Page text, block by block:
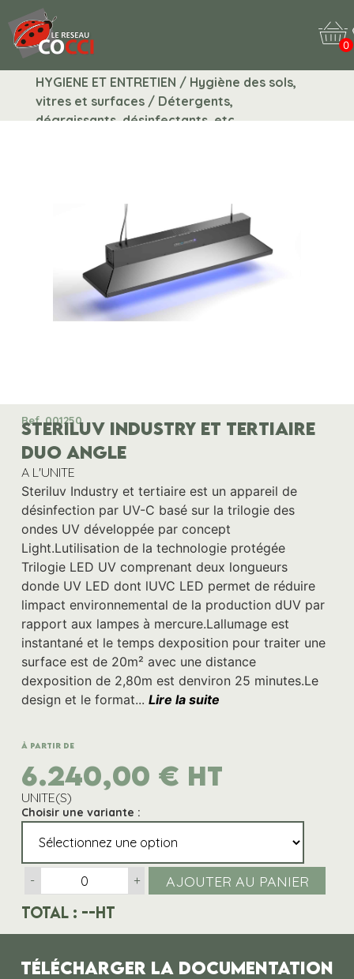
0
HYGIENE ET ENTRETIEN / Hygiène des sols,
vitres et surfaces / Détergents,
dégraissants, désinfectants, etc.
Ref. 001250
STERILUV INDUSTRY ET TERTIAIRE
DUO ANGLE
A L'UNITE
Steriluv Industry et tertiaire est un appareil de
désinfection par UV-C basé sur la trilogie des
ondes UV développée par concept
Light.Lutilisation de la technologie protégée
Trilogie LED UV comprenant deux longueurs
donde UV LED dont lUVC LED permet de réduire
limpact environnemental de la production dUV par
rapport aux lampes à mercure.Lallumage est
instantané et le temps dexposition pour traiter une
surface est de 20m² avec une distance
dexposition de 2,80m est denviron 25 minutes.Le
design et le format... Lire la suite
À partir de
6.240,00 € HT
UNITE(S)
Choisir une variante :
- + AJOUTER AU PANIER
Total : --HT
Télécharger la documentation